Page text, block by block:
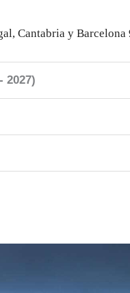
Cantabria y Barcelona
2027)